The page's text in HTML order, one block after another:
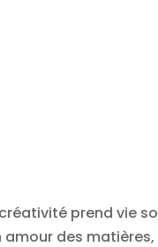
prend vie
des